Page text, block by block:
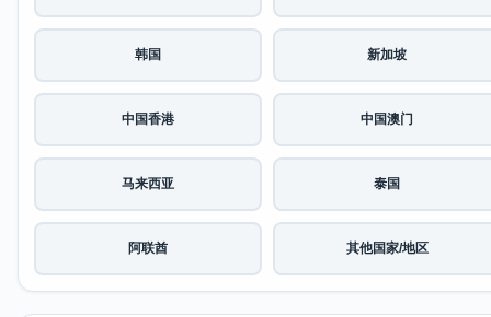
韩国 新加坡
中国香港 中国澳门
马来西亚 泰国
阿联酋 其他国家/地区